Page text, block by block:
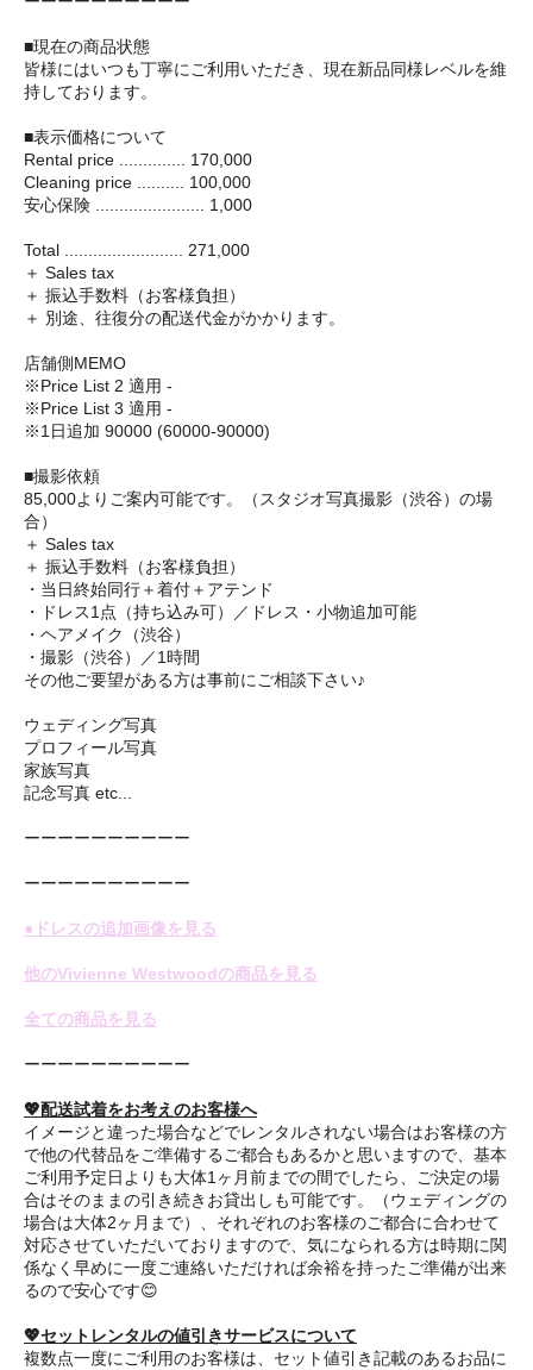
■現在の商品状態
皆様にはいつも丁寧にご利用いただき、現在新品同様レベルを維
持しております。
■表示価格について
Rental price .............. 170,000
Cleaning price .......... 100,000
安心保険 ....................... 1,000
Total ......................... 271,000
＋ Sales tax
＋ 振込手数料（お客様負担）
＋ 別途、往復分の配送代金がかかります。
店舗側MEMO
※Price List 2 適用 -
※Price List 3 適用 -
※1日追加 90000 (60000-90000)
■撮影依頼
85,000よりご案内可能です。（スタジオ写真撮影（渋谷）の場
合）
＋ Sales tax
＋ 振込手数料（お客様負担）
・当日終始同行＋着付＋アテンド
・ドレス1点（持ち込み可）／ドレス・小物追加可能
・ヘアメイク（渋谷）
・撮影（渋谷）／1時間
その他ご要望がある方は事前にご相談下さい♪
ウェディング写真
プロフィール写真
家族写真
記念写真 etc...
ーーーーーーーーーー
ーーーーーーーーーー
●ドレスの追加画像を見る
他のVivienne Westwoodの商品を見る
全ての商品を見る
ーーーーーーーーーー
💖配送試着をお考えのお客様へ
イメージと違った場合などでレンタルされない場合はお客様の方
で他の代替品をご準備するご都合もあるかと思いますので、基本
ご利用予定日よりも大体1ヶ月前までの間でしたら、ご決定の場
合はそのままの引き続きお貸出しも可能です。（ウェディングの
場合は大体2ヶ月まで）、それぞれのお客様のご都合に合わせて
対応させていただいておりますので、気になられる方は時期に関
係なく早めに一度ご連絡いただければ余裕を持ったご準備が出来
るので安心です😊
💖セットレンタルの値引きサービスについて
複数点一度にご利用のお客様は、セット値引き記載のあるお品に